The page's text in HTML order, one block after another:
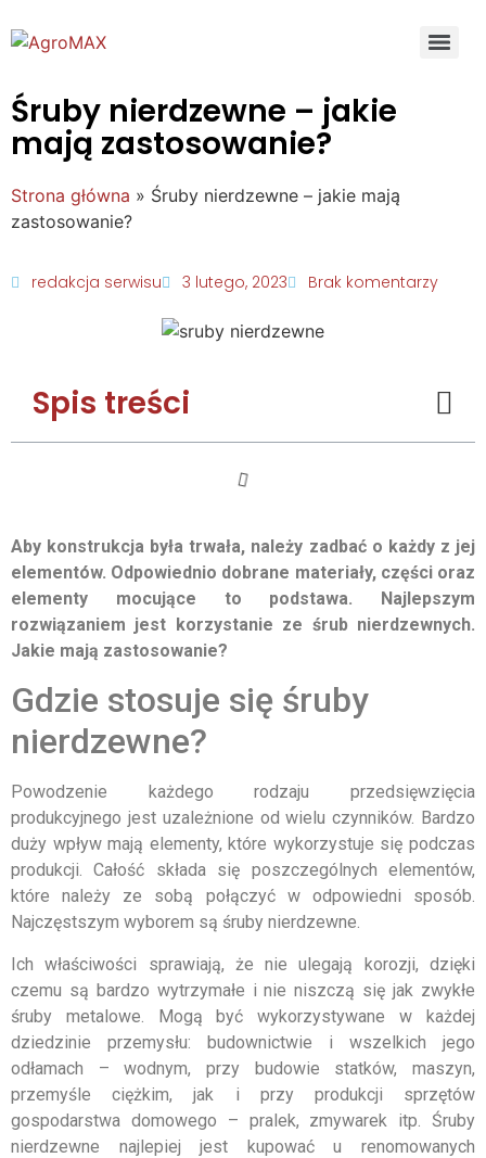
Śruby nierdzewne – jakie
mają zastosowanie?
Strona główna » Śruby nierdzewne – jakie mają
zastosowanie?
redakcja serwisu 3 lutego, 2023 Brak komentarzy
Spis treści
Aby konstrukcja była trwała, należy zadbać o każdy z jej
elementów. Odpowiednio dobrane materiały, części oraz
elementy mocujące to podstawa. Najlepszym
rozwiązaniem jest korzystanie ze śrub nierdzewnych.
Jakie mają zastosowanie?
Gdzie stosuje się śruby
nierdzewne?
Powodzenie każdego rodzaju przedsięwzięcia
produkcyjnego jest uzależnione od wielu czynników. Bardzo
duży wpływ mają elementy, które wykorzystuje się podczas
produkcji. Całość składa się poszczególnych elementów,
które należy ze sobą połączyć w odpowiedni sposób.
Najczęstszym wyborem są śruby nierdzewne.
Ich właściwości sprawiają, że nie ulegają korozji, dzięki
czemu są bardzo wytrzymałe i nie niszczą się jak zwykłe
śruby metalowe. Mogą być wykorzystywane w każdej
dziedzinie przemysłu: budownictwie i wszelkich jego
odłamach – wodnym, przy budowie statków, maszyn,
przemyśle ciężkim, jak i przy produkcji sprzętów
gospodarstwa domowego – pralek, zmywarek itp. Śruby
nierdzewne najlepiej jest kupować u renomowanych